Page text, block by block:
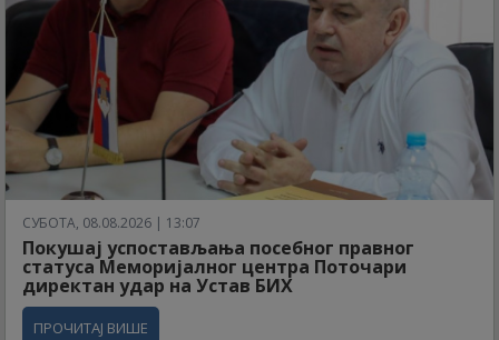
СУБОТА, 08.08.2026 | 13:07
Покушај успостављања посебног правног
статуса Меморијалног центра Поточари
директан удар на Устав БИХ
ПРОЧИТАЈ ВИШЕ